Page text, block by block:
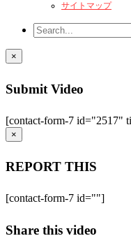
サイトマップ
×
Submit Video
[contact-form-7 id="2517"
×
REPORT THIS
[contact-form-7 id=""]
Share this video